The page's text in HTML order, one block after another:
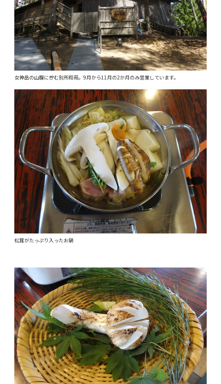
女神岳の山腹に佇む別所和苑。9月から11月の2か月のみ営業しています。
松茸がたっぷり入ったお鍋